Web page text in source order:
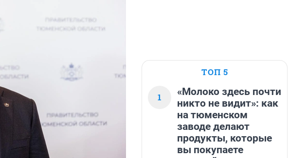
ТОП 5
1
«Молоко здесь почти
никто не видит»: как
на тюменском
заводе делают
продукты, которые
вы покупаете